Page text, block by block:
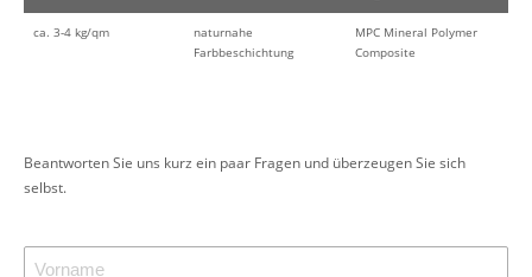
ca. 3-4 kg/qm
naturnahe
Farbbeschichtung
MPC Mineral Polymer
Composite
Beantworten Sie uns kurz ein paar Fragen und überzeugen Sie sich
selbst.